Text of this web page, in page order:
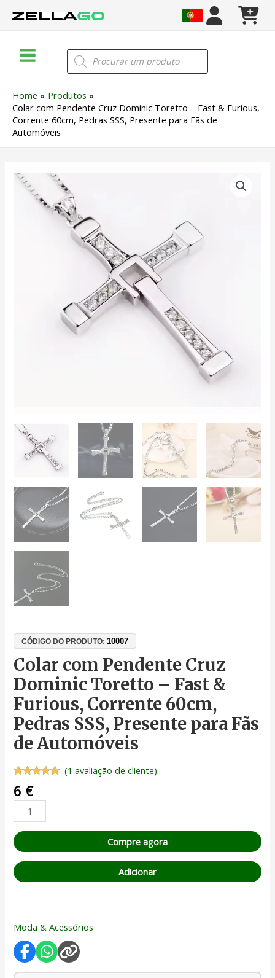
Menu
Products
search
Home
Produtos
Colar com Pendente Cruz Dominic Toretto – Fast & Furious,
Corrente 60cm, Pedras SSS, Presente para Fãs de
Automóveis
CÓDIGO DO PRODUTO:10007
Colar com Pendente Cruz
Dominic Toretto – Fast &
Furious, Corrente 60cm,
Pedras SSS, Presente para Fãs
de Automóveis
com5.00
em 5 com
base em
(1 avaliação de cliente)
6 €
Quantidade
de
Colar
Fãs
Automóveis
Compre agora
Adicionar
Moda & Acessórios